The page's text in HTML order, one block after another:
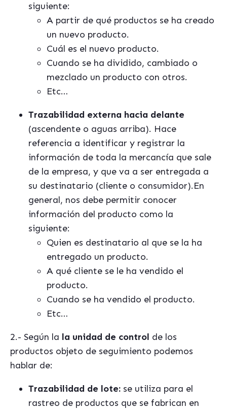
siguiente:
A partir de qué productos se ha creado
un nuevo producto.
Cuál es el nuevo producto.
Cuando se ha dividido, cambiado o
mezclado un producto con otros.
Etc…
Trazabilidad externa hacia delante
(ascendente o aguas arriba). Hace
referencia a identificar y registrar la
información de toda la mercancía que sale
de la empresa, y que va a ser entregada a
su destinatario (cliente o consumidor).En
general, nos debe permitir conocer
información del producto como la
siguiente:
Quien es destinatario al que se la ha
entregado un producto.
A qué cliente se le ha vendido el
producto.
Cuando se ha vendido el producto.
Etc…
2.- Según la la unidad de control de los
productos objeto de seguimiento podemos
hablar de:
Trazabilidad de lote: se utiliza para el
rastreo de productos que se fabrican en